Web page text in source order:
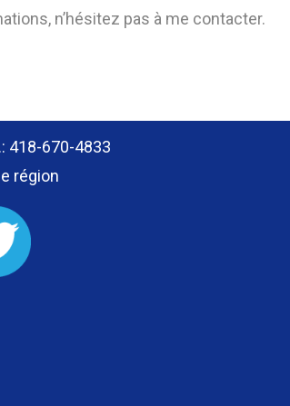
n’hésitez pas à me contacter.
418-670-4833
région